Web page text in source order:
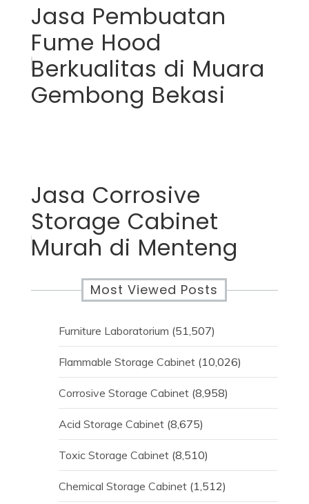
Jasa Pembuatan
Fume Hood
Berkualitas di Muara
Gembong Bekasi
Jasa Corrosive
Storage Cabinet
Murah di Menteng
Most Viewed Posts
Furniture Laboratorium (51,507)
Flammable Storage Cabinet (10,026)
Corrosive Storage Cabinet (8,958)
Acid Storage Cabinet (8,675)
Toxic Storage Cabinet (8,510)
Chemical Storage Cabinet (1,512)